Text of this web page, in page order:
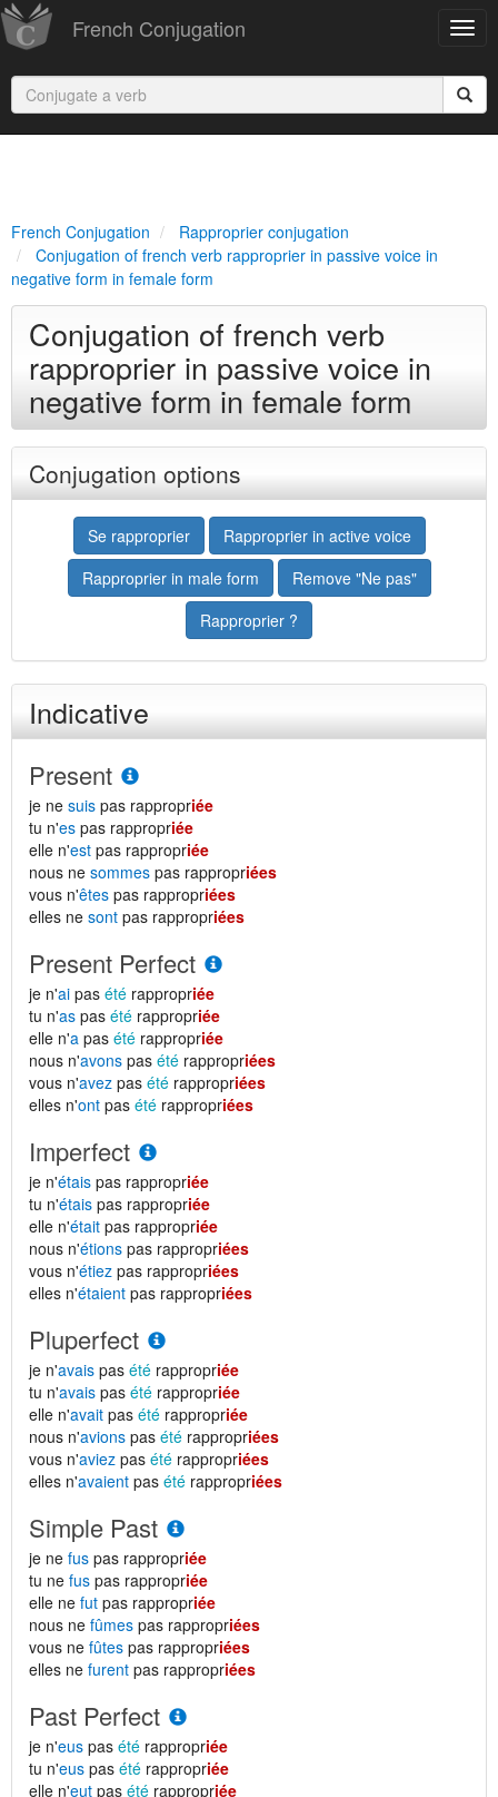
French Conjugation
French Conjugation
Rapproprier conjugation
Conjugation of french verb rapproprier in passive voice in
negative form in female form
Conjugation of french verb
rapproprier in passive voice in
negative form in female form
Conjugation options
Se rapproprier
Rapproprier in active voice
Rapproprier in male form
Remove "Ne pas"
Rapproprier ?
Indicative
Present
je ne suis pas rappropriée
tu n'es pas rappropriée
elle n'est pas rappropriée
nous ne sommes pas rappropriées
vous n'êtes pas rappropriées
elles ne sont pas rappropriées
Present Perfect
je n'ai pas été rappropriée
tu n'as pas été rappropriée
elle n'a pas été rappropriée
nous n'avons pas été rappropriées
vous n'avez pas été rappropriées
elles n'ont pas été rappropriées
Imperfect
je n'étais pas rappropriée
tu n'étais pas rappropriée
elle n'était pas rappropriée
nous n'étions pas rappropriées
vous n'étiez pas rappropriées
elles n'étaient pas rappropriées
Pluperfect
je n'avais pas été rappropriée
tu n'avais pas été rappropriée
elle n'avait pas été rappropriée
nous n'avions pas été rappropriées
vous n'aviez pas été rappropriées
elles n'avaient pas été rappropriées
Simple Past
je ne fus pas rappropriée
tu ne fus pas rappropriée
elle ne fut pas rappropriée
nous ne fûmes pas rappropriées
vous ne fûtes pas rappropriées
elles ne furent pas rappropriées
Past Perfect
je n'eus pas été rappropriée
tu n'eus pas été rappropriée
elle n'eut pas été rappropriée